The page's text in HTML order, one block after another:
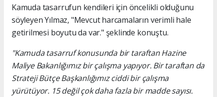
Kamuda tasarrufun kendileri için öncelikli olduğunu
söyleyen Yılmaz, "Mevcut harcamaların verimli hale
getirilmesi boyutu da var." şeklinde konuştu.
"Kamuda tasarruf konusunda bir taraftan Hazine
Maliye Bakanlığımız bir çalışma yapıyor. Bir taraftan da
Strateji Bütçe Başkanlığımız ciddi bir çalışma
yürütüyor. 15 değil çok daha fazla bir madde sayısı.